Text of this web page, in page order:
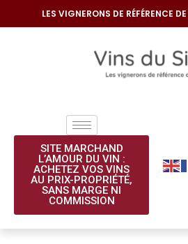
LES VIGNERONS DE RÉFÉRENCE
SITE MARCHAND
L’AMOUR DU VIN :
ACHETEZ VOS VINS
AU PRIX-PROPRIÉTÉ,
SANS MARGE NI
COMMISSION​